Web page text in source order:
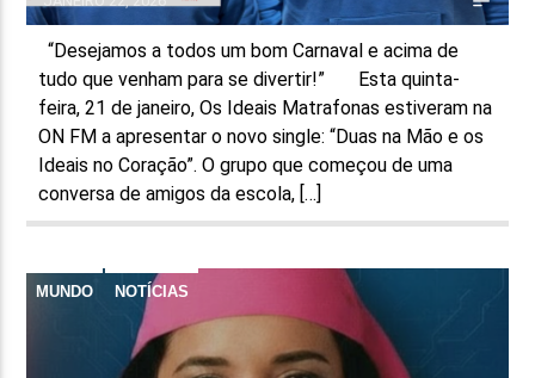
“Desejamos a todos um bom Carnaval e acima de
tudo que venham para se divertir!” Esta quinta-
feira, 21 de janeiro, Os Ideais Matrafonas estiveram na
ON FM a apresentar o novo single: “Duas na Mão e os
Ideais no Coração”. O grupo que começou de uma
conversa de amigos da escola, […]
MUNDO NOTÍCIAS